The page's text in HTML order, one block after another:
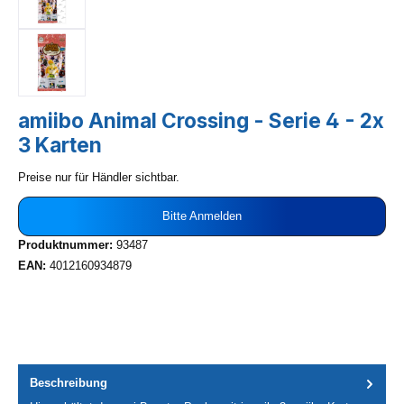
amiibo Animal Crossing - Serie 4 - 2x
3 Karten
Preise nur für Händler sichtbar.
Bitte Anmelden
Produktnummer: 93487
EAN: 4012160934879
Beschreibung